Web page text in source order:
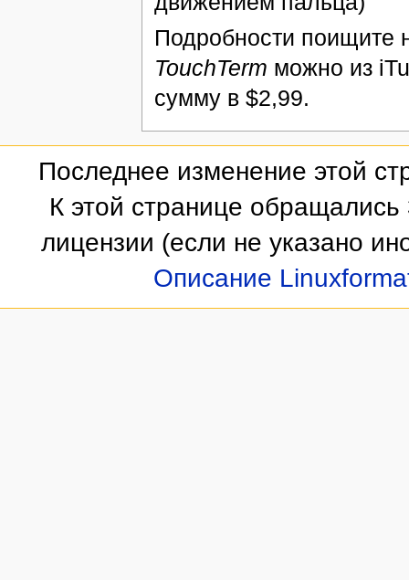
Подробности поищите
TouchTerm можно из
сумму в $2,99.
Последнее изменение этой
К этой странице обращались
лицензии (если не указано
Описание